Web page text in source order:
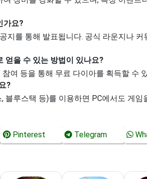
가요?
지를 통해 발표됩니다. 공식 라운지나
얻을 수 있는 방법이 있나요?
여 등을 통해 무료 다이아를 획득할 수
?
블루스택 등)를 이용하면 PC에서도 게임
Pinterest Telegram